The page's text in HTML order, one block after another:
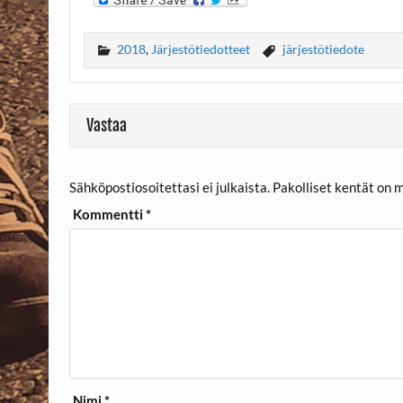
2018, Järjestötiedotteet järjestötiedote
Vastaa
Sähköpostiosoitettasi ei julkaista. Pakolliset kentät on
Kommentti*